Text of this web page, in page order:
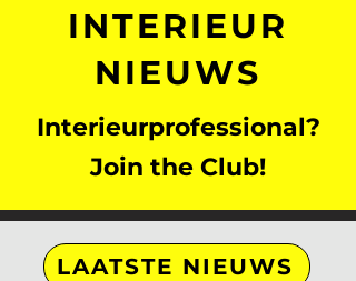
INTERIEUR
NIEUWS
Interieurprofessional?
Join the Club!
LAATSTE NIEUWS